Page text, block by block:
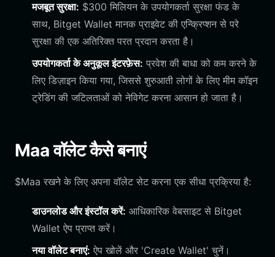
मजबूत सुरक्षा: $300 मिलियन के उपयोगकर्ता सुरक्षा फंड के
साथ, Bitget Wallet मानक प्राइवेट की एन्क्रिप्शन से परे
सुरक्षा की एक अतिरिक्त परत प्रदान करता है।
उपयोगकर्ता के अनुकूल इंटरफ़ेस: प्रवेश की बाधा को कम करने के
लिए डिज़ाइन किया गया, जिससे शुरुआती लोगों के लिए मीम कॉइन
ट्रेडिंग की जटिलताओं को नेविगेट करना आसान हो जाता है।
Maa वॉलेट कैसे बनाएं
$Maa रखने के लिए अपना वॉलेट सेट करना एक सीधा प्रक्रिया है:
डाउनलोड और इंस्टॉल करें: आधिकारिक वेबसाइट से Bitget
Wallet ऐप प्राप्त करें।
नया वॉलेट बनाएं: ऐप खोलें और 'Create Wallet' चुनें।